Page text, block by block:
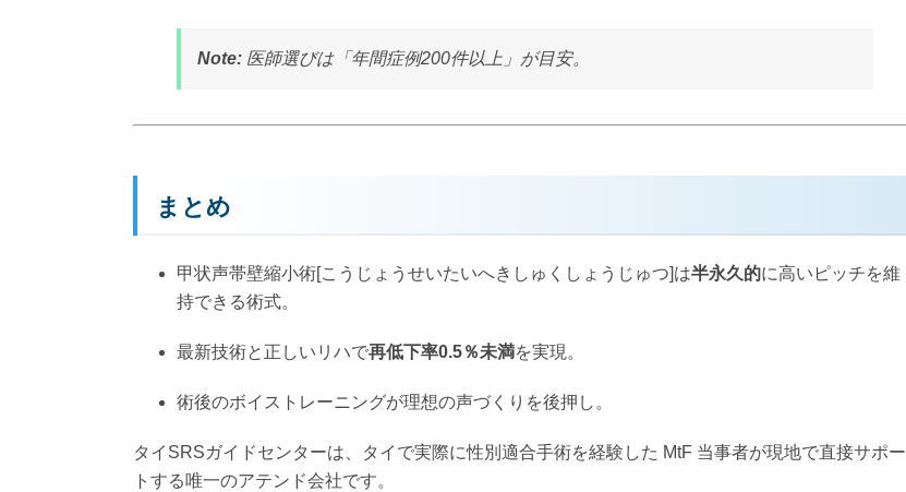
Note:医師選びは「年間症例200件以上」が目安。
まとめ
甲状声帯壁縮小術[こうじょうせいたいへきしゅくしょうじゅつ]は半永久的に高いピッチを維
持できる術式。
最新技術と正しいリハで再低下率0.5％未満を実現。
術後のボイストレーニングが理想の声づくりを後押し。
タイSRSガイドセンターは、タイで実際に性別適合手術を経験した MtF 当事者が現地で直接サポー
トする唯一のアテンド会社です。